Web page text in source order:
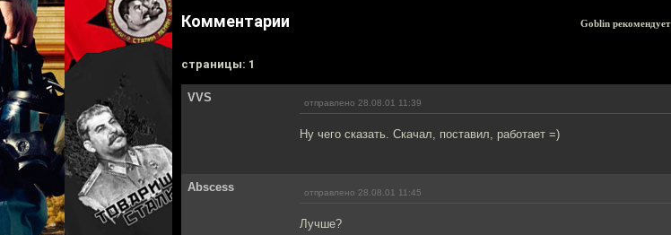
Комментарии Goblin рекомендует
cтраницы: 1
VVS отправлено 28.08.01 11:39
Ну чего сказать. Скачал, поставил, работает =)
Abscess отправлено 28.08.01 11:45
Лучше?